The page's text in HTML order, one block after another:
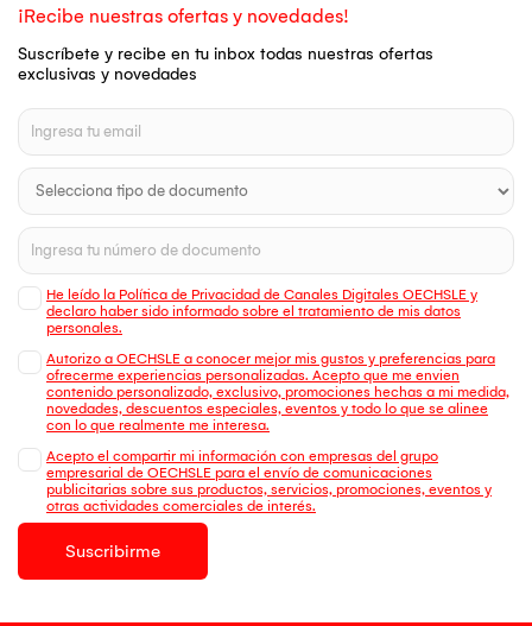
¡Recibe nuestras ofertas y novedades!
Suscríbete y recibe en tu inbox todas nuestras ofertas
exclusivas y novedades
He leído la Política de Privacidad de Canales Digitales OECHSLE y
declaro haber sido informado sobre el tratamiento de mis datos
personales.
Autorizo a OECHSLE a conocer mejor mis gustos y preferencias para
ofrecerme experiencias personalizadas. Acepto que me envien
contenido personalizado, exclusivo, promociones hechas a mi medida,
novedades, descuentos especiales, eventos y todo lo que se alinee
con lo que realmente me interesa.
Acepto el compartir mi información con empresas del grupo
empresarial de OECHSLE para el envío de comunicaciones
publicitarias sobre sus productos, servicios, promociones, eventos y
otras actividades comerciales de interés.
Suscribirme